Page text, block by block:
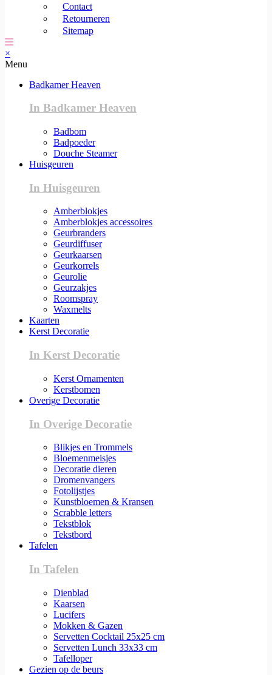
Contact
Retourneren
Sitemap
×
Menu
Badkamer Heaven
In Badkamer Heaven
Badbom
Badpoeder
Douche Steamer
Huisgeuren
In Huisgeuren
Amberblokjes
Amberblokjes accessoires
Geurbranders
Geurdiffuser
Geurkaarsen
Geurkorrels
Geurolie
Geurzakjes
Roomspray
Waxmelts
Kaarten
Kerst Decoratie
In Kerst Decoratie
Kerst Ornamenten
Kerstbomen
Overige Decoratie
In Overige Decoratie
Blikjes en Trommels
Bloemenmeisjes
Decoratie dieren
Dromenvangers
Fotolijstjes
Kunstbloemen & Kransen
Scrabble letters
Tekstblok
Tekstbord
Tafelen
In Tafelen
Dienblad
Kaarsen
Lucifers
Mokken & Gazen
Servetten Cocktail 25x25 cm
Servetten Lunch 33x33 cm
Tafelloper
Gezien op de beurs